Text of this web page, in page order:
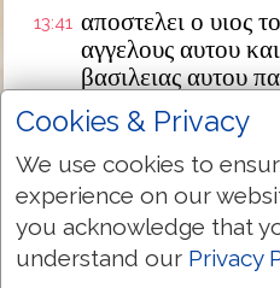
13:41 αποστελει ο υιος
αγγελους αυτου
βασιλειας αυτου
τους ποιουντας την
και βαλουσιν
πυρος εκει εσται
βρυγμος των
13:43 τοτε οι δικαιοι
τη βασιλεια του
Cookies & Privacy
We use cookies to
experience on our
you acknowledge that
understand our Privacy